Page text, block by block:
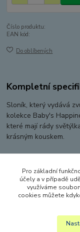
Číslo produktu:
EAN kód:
Do oblíbených
Kompletní
Sloník, který vydává
kolekce Baby's
které mají rády
krásným kouskem.
Zboží zařazeno
PRO NEJMENŠÍ
Pro základní
účely a v případě
využíváme
cookies můžete